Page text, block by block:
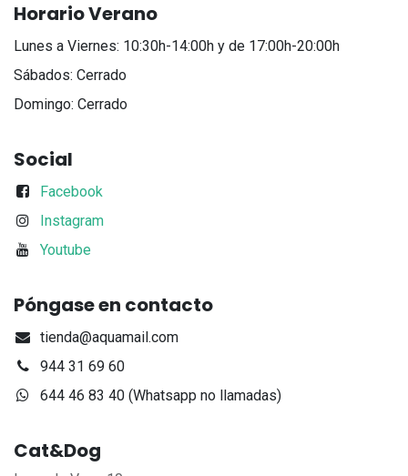
Horario Verano
Lunes a Viernes: 10:30h-14:00h y de 17:00h-20:00h
Sábados: Cerrado
Domingo: Cerrado
Social
Facebook
Instagram
Youtube
Póngase en contacto
tienda@aquamail.com
944 31 69 60
644 46 83 40 (Whatsapp no llamadas)
Cat&Dog